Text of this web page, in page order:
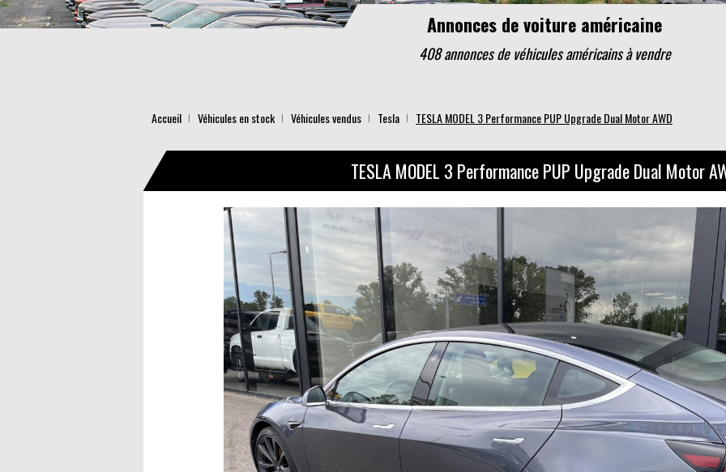
Annonces de voiture américaine
408 annonces de véhiculesaméricainsà vendre
Accueil Véhicules en stock Véhicules vendus Tesla TESLA MODEL 3 Performance PUP Upgrade Dual Motor AWD
TESLA MODEL 3 Performance PUP Upgrade Dual Motor